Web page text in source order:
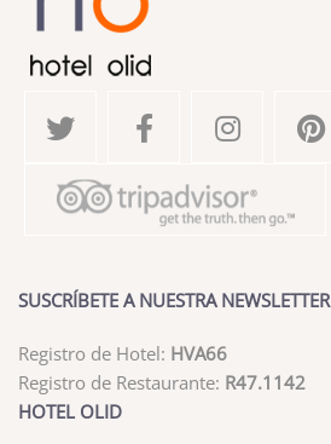
SUSCRÍBETE A NUESTRA NEWSLETTER
Registro de Hotel: HVA66
Registro de Restaurante: R47.1142
HOTEL OLID